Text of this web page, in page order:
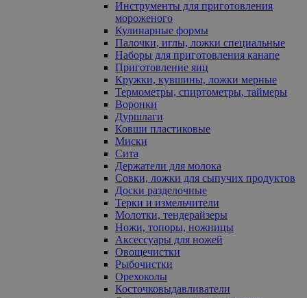
Инструменты для приготовления
мороженого
Кулинарные формы
Палочки, иглы, ложки специальные
Наборы для приготовления канапе
Приготовление яиц
Кружки, кувшины, ложки мерные
Термометры, спиртометры, таймеры
Воронки
Дуршлаги
Ковши пластиковые
Миски
Сита
Держатели для молока
Совки, ложки для сыпучих продуктов
Доски разделочные
Терки и измельчители
Молотки, тендерайзеры
Ножи, топоры, ножницы
Аксессуары для ножей
Овощечистки
Рыбочистки
Орехоколы
Косточковыдавливатели